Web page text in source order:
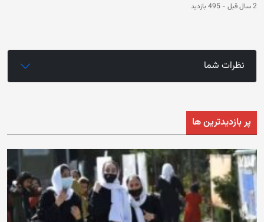
2 سال قبل - 495 بازدید
نظرات شما
پر بازدیدترین ها